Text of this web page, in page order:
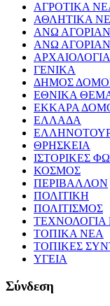
ΑΓΡΟΤΙΚΑ
ΑΘΛΗΤΙΚΑ
ΑΝΩ
ΑΝΩ
ΑΡΧΑΙΟΛΟΓΙΑ
ΓΕΝΙΚΑ
ΔΗΜΟΣ
ΕΘΝΙΚΑ
ΕΚΚΑΡΑ
ΕΛΛΑΔΑ
ΘΡΗΣΚΕΙΑ
ΙΣΤΟΡΙΚΕΣ
ΚΟΣΜΟΣ
ΠΕΡΙΒΑΛΛΟΝ
ΠΟΛΙΤΙΚΗ
ΠΟΛΙΤΙΣΜΟΣ
ΤΕΧΝΟΛΟΓΙΑ
ΤΟΠΙΚΑ ΝΕΑ
ΤΟΠΙΚΕΣ
ΥΓΕΙΑ
Σύνδεση